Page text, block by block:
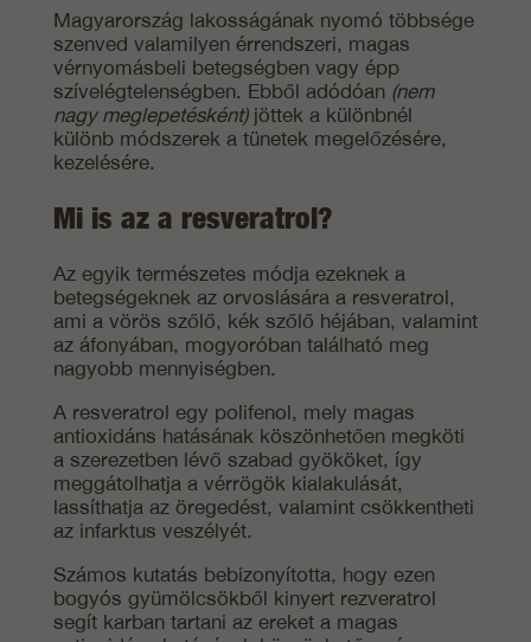
Magyarország lakosságának nyomó többsége
szenved valamilyen érrendszeri, magas
vérnyomásbeli betegségben vagy épp
szívelégtelenségben. Ebből adódóan (nem
nagy meglepetésként)jöttek a különbnél
különb módszerek a tünetek megelőzésére,
kezelésére.
Mi is az a resveratrol?
Az egyik természetes módja ezeknek a
betegségeknek az orvoslására a resveratrol,
ami a vörös szőlő, kék szőlő héjában, valamint
az áfonyában, mogyoróban található meg
nagyobb mennyiségben.
A resveratrol egy polifenol, mely magas
antioxidáns hatásának köszönhetően megköti
a szerezetben lévő szabad gyököket, így
meggátolhatja a vérrögök kialakulását,
lassíthatja az öregedést, valamint csökkentheti
az infarktus veszélyét.
Számos kutatás bebizonyította, hogy ezen
bogyós gyümölcsökből kinyert rezveratrol
segít karban tartani az ereket a magas